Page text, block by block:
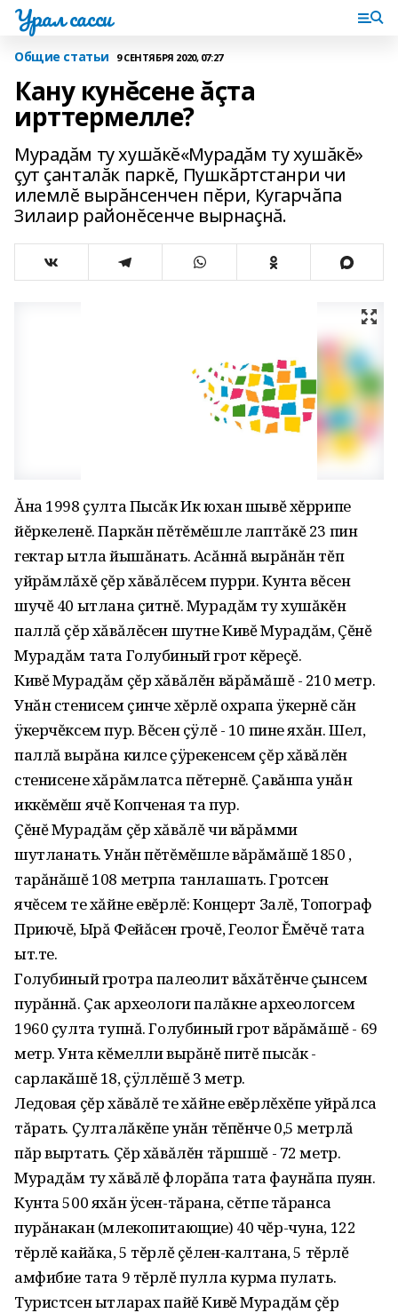
Урал сасси
Общие статьи 9 СЕНТЯБРЯ 2020, 07:27
Кану кунĕсене ăçта
ирттермелле?
Мурадăм ту хушăкĕ«Мурадăм ту хушăкĕ»
çут çанталăк паркĕ, Пушкăртстанри чи
илемлĕ вырăнсенчен пĕри, Кугарчăпа
Зилаир районĕсенче вырнаçнă.
Ăна 1998 çулта Пысăк Ик юхан шывĕ хĕррипе
йĕркеленĕ. Паркăн пĕтĕмĕшле лаптăкĕ 23 пин
гектар ытла йышăнать. Асăннă вырăнăн тĕп
уйрăмлăхĕ çĕр хăвăлĕсем пурри. Кунта вĕсен
шучĕ 40 ытлана çитнĕ. Мурадăм ту хушăкĕн
паллă çĕр хăвăлĕсен шутне Кивĕ Мурадăм‚ Çĕнĕ
Мурадăм тата Голубиный грот кĕреçĕ.
Кивĕ Мурадăм çĕр хăвăлĕн вăрăмăшĕ - 210 метр.
Унăн стенисем çинче хĕрлĕ охрапа ÿкернĕ сăн
ÿкерчĕксем пур. Вĕсен çÿлĕ - 10 пине яхăн. Шел‚
паллă вырăна килсе çÿрекенсем çĕр хăвăлĕн
стенисене хăрăмлатса пĕтернĕ. Çавăнпа унăн
иккĕмĕш ячĕ Копченая та пур.
Çĕнĕ Мурадăм çĕр хăвăлĕ чи вăрăмми
шутланать. Унăн пĕтĕмĕшле вăрăмăшĕ 1850 ‚
тарăнăшĕ 108 метрпа танлашать. Гротсен
ячĕсем те хăйне евĕрлĕ: Концерт Залĕ‚ Топограф
Приючĕ‚ Ырă Фейăсен грочĕ‚ Геолог Ĕмĕчĕ тата
ыт.те.
Голубиный гротра палеолит вăхăтĕнче çынсем
пурăннă. Çак археологи палăкне археологсем
1960 çулта тупнă. Голубиный грот вăрăмăшĕ - 69
метр. Унта кĕмелли вырăнĕ питĕ пысăк -
сарлакăшĕ 18‚ çÿллĕшĕ 3 метр.
Ледовая çĕр хăвăлĕ те хăйне евĕрлĕхĕпе уйрăлса
тăрать. Çулталăкĕпе унăн тĕпĕнче 0‚5 метрлă
пăр выртать. Çĕр хăвăлĕн тăршшĕ - 72 метр.
Мурадăм ту хăвăлĕ флорăпа тата фаунăпа пуян.
Кунта 500 яхăн ÿсен-тăрана‚ сĕтпе тăранса
пурăнакан (млекопитающие) 40 чĕр-чуна‚ 122
тĕрлĕ кайăка‚ 5 тĕрлĕ çĕлен-калтана‚ 5 тĕрлĕ
амфибие тата 9 тĕрлĕ пулла курма пулать.
Туристсен ытларах пайĕ Кивĕ Мурадăм çĕр